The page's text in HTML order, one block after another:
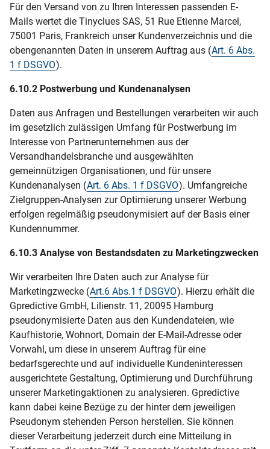
Für den Versand von zu Ihren Interessen passenden E-
Mails wertet die Tinyclues SAS, 51 Rue Etienne Marcel,
75001 Paris, Frankreich unser Kundenverzeichnis und die
obengenannten Daten in unserem Auftrag aus (Art. 6 Abs.
1 f DSGVO).
6.10.2 Postwerbung und Kundenanalysen
Daten aus Anfragen und Bestellungen verarbeiten wir auch
im gesetzlich zulässigen Umfang für Postwerbung im
Interesse von Partnerunternehmen aus der
Versandhandelsbranche und ausgewählten
gemeinnützigen Organisationen, und für unsere
Kundenanalysen (Art. 6 Abs. 1 f DSGVO). Umfangreiche
Zielgruppen-Analysen zur Optimierung unserer Werbung
erfolgen regelmäßig pseudonymisiert auf der Basis einer
Kundennummer.
6.10.3 Analyse von Bestandsdaten zu Marketingzwecken
Wir verarbeiten Ihre Daten auch zur Analyse für
Marketingzwecke (Art.6 Abs.1 f DSGVO). Hierzu erhält die
Gpredictive GmbH, Lilienstr. 11, 20095 Hamburg
pseudonymisierte Daten aus den Kundendateien, wie
Kaufhistorie, Wohnort, Domain der E-Mail-Adresse oder
Vorwahl, um diese in unserem Auftrag für eine
bedarfsgerechte und auf individuelle Kundeninteressen
ausgerichtete Gestaltung, Optimierung und Durchführung
unserer Marketingaktionen zu analysieren. Gpredictive
kann dabei keine Bezüge zu der hinter dem jeweiligen
Pseudonym stehenden Person herstellen. Sie können
dieser Verarbeitung jederzeit durch eine Mitteilung in